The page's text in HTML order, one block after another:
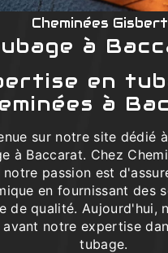
Cheminées Gisbert
à
en
à
sur notre site dédié
à Baccarat. Chez
notre passion est
en fournissant des
de qualité. Aujourd'hui,
notre expertise
tubage.